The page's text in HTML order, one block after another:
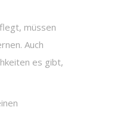
müssen
Auch
es gibt,